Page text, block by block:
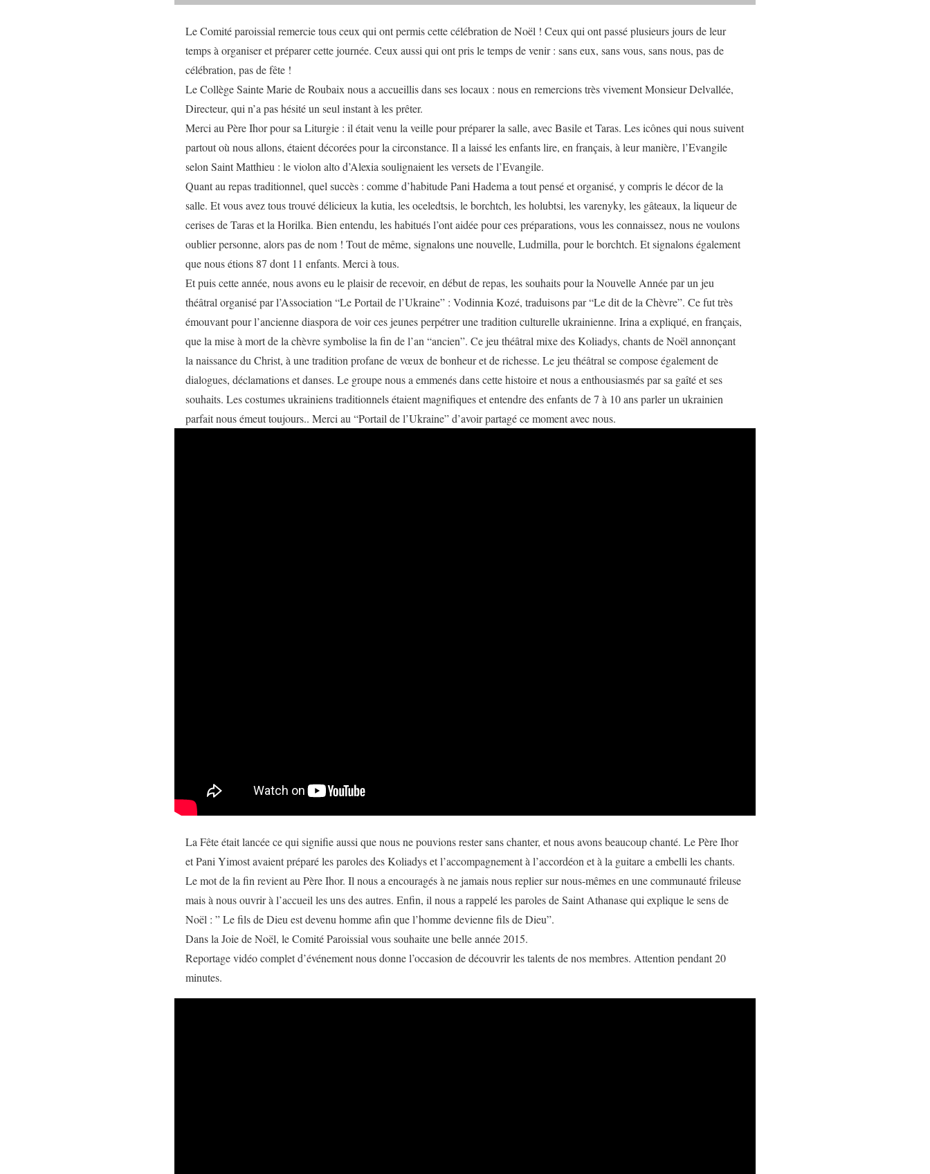
Le Comité paroissial remercie tous ceux qui ont permis cette célébration de Noël ! Ceux qui ont passé plusieurs jours de leur
temps à organiser et préparer cette journée. Ceux aussi qui ont pris le temps de venir : sans eux, sans vous, sans nous, pas de
célébration, pas de fête !
Le Collège Sainte Marie de Roubaix nous a accueillis dans ses locaux : nous en remercions très vivement Monsieur Delvallée,
Directeur, qui n’a pas hésité un seul instant à les prêter.
Merci au Père Ihor pour sa Liturgie : il était venu la veille pour préparer la salle, avec Basile et Taras. Les icônes qui nous suivent
partout où nous allons, étaient décorées pour la circonstance. Il a laissé les enfants lire, en français, à leur manière, l’Evangile
selon Saint Matthieu : le violon alto d’Alexia soulignaient les versets de l’Evangile.
Quant au repas traditionnel, quel succès : comme d’habitude Pani Hadema a tout pensé et organisé, y compris le décor de la
salle. Et vous avez tous trouvé délicieux la kutia, les oceledtsis, le borchtch, les holubtsi, les varenyky, les gâteaux, la liqueur de
cerises de Taras et la Horilka. Bien entendu, les habitués l’ont aidée pour ces préparations, vous les connaissez, nous ne voulons
oublier personne, alors pas de nom ! Tout de même, signalons une nouvelle, Ludmilla, pour le borchtch. Et signalons également
que nous étions 87 dont 11 enfants. Merci à tous.
Et puis cette année, nous avons eu le plaisir de recevoir, en début de repas, les souhaits pour la Nouvelle Année par un jeu
théâtral organisé par l’Association “Le Portail de l’Ukraine” : Vodinnia Kozé, traduisons par “Le dit de la Chèvre”. Ce fut très
émouvant pour l’ancienne diaspora de voir ces jeunes perpétrer une tradition culturelle ukrainienne. Irina a expliqué, en français,
que la mise à mort de la chèvre symbolise la fin de l’an “ancien”. Ce jeu théâtral mixe des Koliadys, chants de Noël annonçant
la naissance du Christ, à une tradition profane de vœux de bonheur et de richesse. Le jeu théâtral se compose également de
dialogues, déclamations et danses. Le groupe nous a emmenés dans cette histoire et nous a enthousiasmés par sa gaîté et ses
souhaits. Les costumes ukrainiens traditionnels étaient magnifiques et entendre des enfants de 7 à 10 ans parler un ukrainien
parfait nous émeut toujours.. Merci au “Portail de l’Ukraine” d’avoir partagé ce moment avec nous.
La Fête était lancée ce qui signifie aussi que nous ne pouvions rester sans chanter, et nous avons beaucoup chanté. Le Père Ihor
et Pani Yimost avaient préparé les paroles des Koliadys et l’accompagnement à l’accordéon et à la guitare a embelli les chants.
Le mot de la fin revient au Père Ihor. Il nous a encouragés à ne jamais nous replier sur nous-mêmes en une communauté frileuse
mais à nous ouvrir à l’accueil les uns des autres. Enfin, il nous a rappelé les paroles de Saint Athanase qui explique le sens de
Noël : ” Le fils de Dieu est devenu homme afin que l’homme devienne fils de Dieu”.
Dans la Joie de Noël, le Comité Paroissial vous souhaite une belle année 2015.
Reportage vidéo complet d’événement nous donne l’occasion de découvrir les talents de nos membres. Attention pendant 20
minutes.